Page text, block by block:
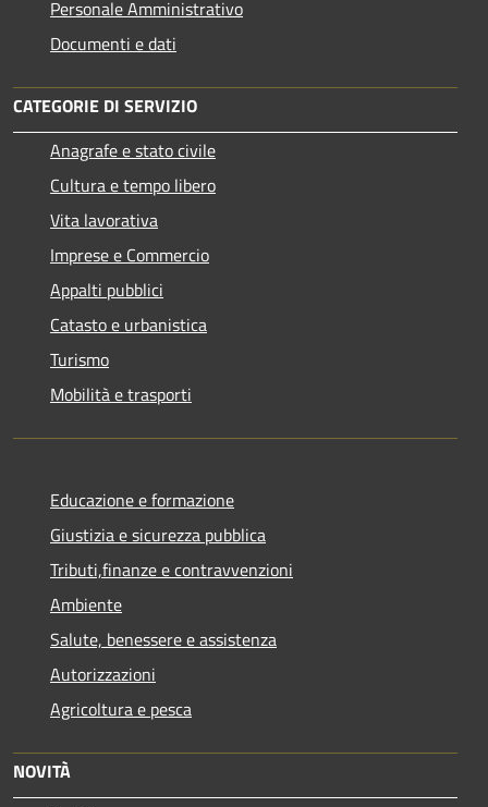
Personale Amministrativo
Documenti e dati
CATEGORIE DI SERVIZIO
Anagrafe e stato civile
Cultura e tempo libero
Vita lavorativa
Imprese e Commercio
Appalti pubblici
Catasto e urbanistica
Turismo
Mobilità e trasporti
Educazione e formazione
Giustizia e sicurezza pubblica
Tributi,finanze e contravvenzioni
Ambiente
Salute, benessere e assistenza
Autorizzazioni
Agricoltura e pesca
NOVITÀ